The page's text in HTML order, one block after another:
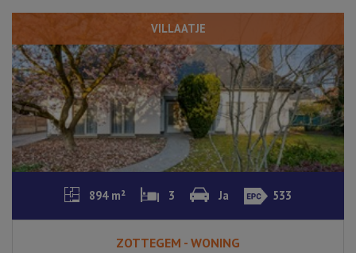
VILLAATJE
894 m² 3 Ja 533
ZOTTEGEM - WONING